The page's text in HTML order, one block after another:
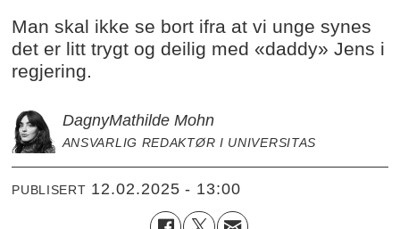
Man skal ikke se bort ifra at vi unge synes
det er litt trygt og deilig med «daddy» Jens i
regjering.
DagnyMathilde Mohn
ANSVARLIG REDAKTØR I UNIVERSITAS
PUBLISERT 12.02.2025 - 13:00